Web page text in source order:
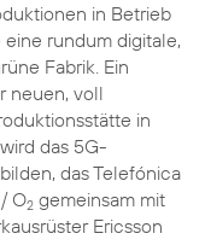
in Betrieb
rundum digitale,
Fabrik. Ein
neuen, voll
in
das 5G-
das Telefónica
O2gemeinsam mit
Ericsson